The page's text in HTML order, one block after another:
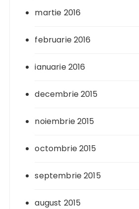
martie 2016
februarie 2016
ianuarie 2016
decembrie 2015
noiembrie 2015
octombrie 2015
septembrie 2015
august 2015